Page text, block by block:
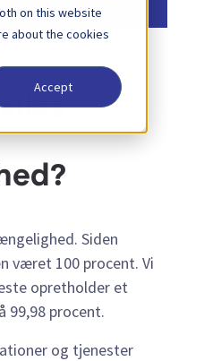
on this website
about the cookies
Accept
Siden
været 100 procent. Vi
opretholder et
99,98 procent.
og tjenester